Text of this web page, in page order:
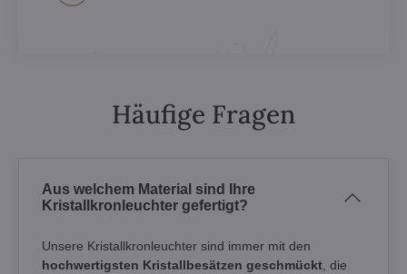
Häufige Fragen
Aus welchem Material sind Ihre
Kristallkronleuchter gefertigt?
Unsere Kristallkronleuchter sind immer mit den
hochwertigsten Kristallbesätzen geschmückt , die